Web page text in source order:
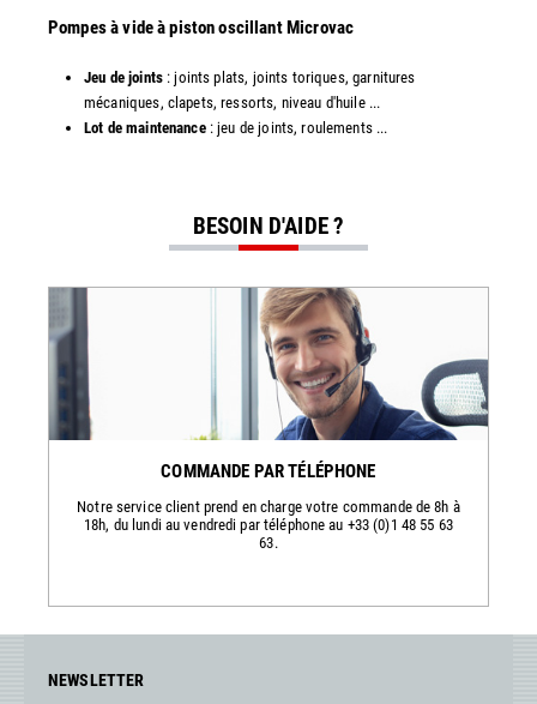
​​Pompes à vide à piston oscillant Microvac
Jeu de joints: joints plats, joints toriques, garnitures
mécaniques, clapets, ressorts, niveau d'huile ...
Lot de maintenance: jeu de joints, roulements ...
BESOIN D'AIDE ?
COMMANDE PAR TÉLÉPHONE
Notre service client prend en charge votre commande de 8h à
18h, du lundi au vendredi par téléphone au +33 (0)1 48 55 63
63.
NEWSLETTER